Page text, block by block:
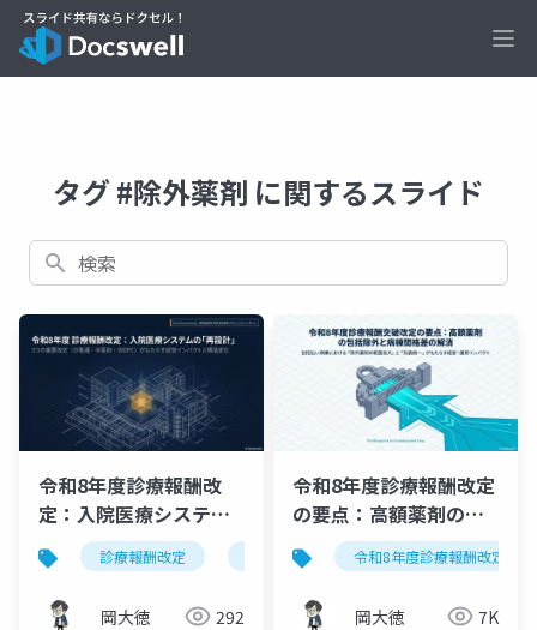
タグ #除外薬剤 に関するスライド
検索
令和8年度診療報酬改
定：入院医療システム
の「再設計」｜⑬看
護・⑭薬剤・⑮DPCの3
項目解説
診療報酬改定 令和8年度改定 dpc/pdps
岡大徳 292
令和8年度診療報酬改定
の要点：高額薬剤の包
括除外と病棟間格差の
解消
令和8年度診療報酬改定
岡大徳 7K